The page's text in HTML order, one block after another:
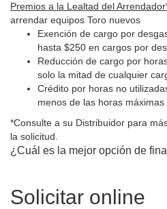
Premios a la Lealtad del
arrendar equipos Toro nuevos
Exención de cargo por
hasta $250 en cargos por
Reducción de cargo por
solo la mitad de cualquier
Crédito por horas no
menos de las horas
*Consulte a su Distribuidor para
la solicitud.
¿Cuál es la mejor opción de
Solicitar online